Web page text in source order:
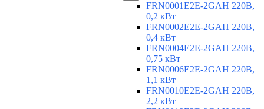
FRN0001E2E-2GAH 220В,
0,2 кВт
FRN0002E2E-2GAH 220В,
0,4 кВт
FRN0004E2E-2GAH 220В,
0,75 кВт
FRN0006E2E-2GAH 220В,
1,1 кВт
FRN0010E2E-2GAH 220В,
2,2 кВт